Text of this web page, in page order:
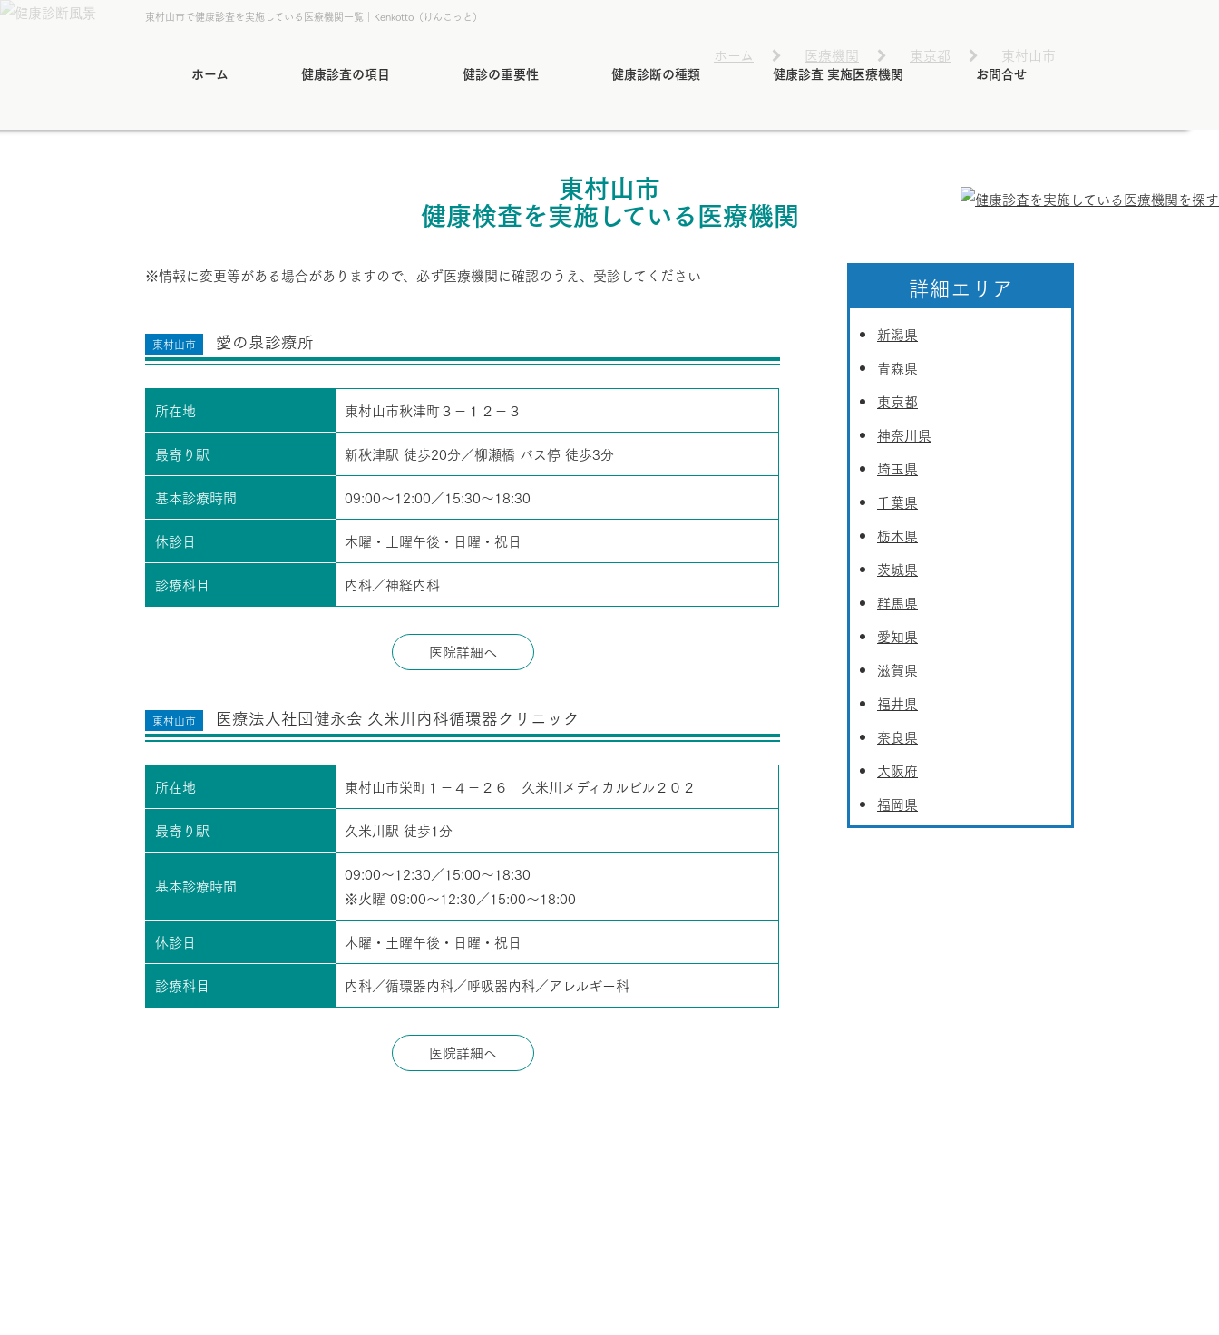
東村山市で健康診査を実施している医療機関一覧｜Kenkotto（けんこっと）
ホーム 健康診査の項目 健診の重要性 健康診断の種類 健康診査 実施医療機関 お問合せ
ホーム 医療機関 東京都 東村山市
東村山市
健康検査を実施している医療機関
※情報に変更等がある場合がありますので、必ず医療機関に確認のうえ、受診してください
東村山市 愛の泉診療所
所在地
東村山市秋津町３－１２－３
最寄り駅
新秋津駅 徒歩20分／柳瀬橋 バス停 徒歩3分
基本診療時間
09:00～12:00／15:30～18:30
休診日
木曜・土曜午後・日曜・祝日
診療科目
内科／神経内科
医院詳細へ
東村山市 医療法人社団健永会 久米川内科循環器クリニック
所在地
東村山市栄町１－４－２６ 久米川メディカルビル２０２
最寄り駅
久米川駅 徒歩1分
基本診療時間
09:00～12:30／15:00～18:30
※火曜 09:00～12:30／15:00～18:00
休診日
木曜・土曜午後・日曜・祝日
診療科目
内科／循環器内科／呼吸器内科／アレルギー科
医院詳細へ
詳細エリア
新潟県
青森県
東京都
神奈川県
埼玉県
千葉県
栃木県
茨城県
群馬県
愛知県
滋賀県
福井県
奈良県
大阪府
福岡県